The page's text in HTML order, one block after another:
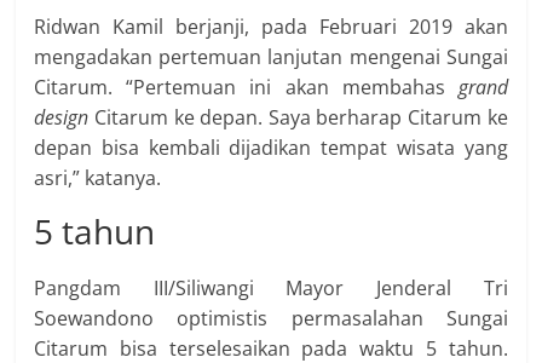
Ridwan Kamil berjanji, pada Februari 2019 akan
mengadakan pertemuan lanjutan‎ mengenai Sungai
Citarum. “Pertemuan ini akan membahas grand
design Citarum ke depan. Saya berharap Citarum ke
depan bisa kembali dijadikan tempat wisata yang
asri,” katanya.
5 tahun
Pangdam III/Siliwangi Mayor Jenderal Tri
Soewandono optimistis permasalahan Sungai
Citarum bisa terselesaikan pada waktu 5 tahun.